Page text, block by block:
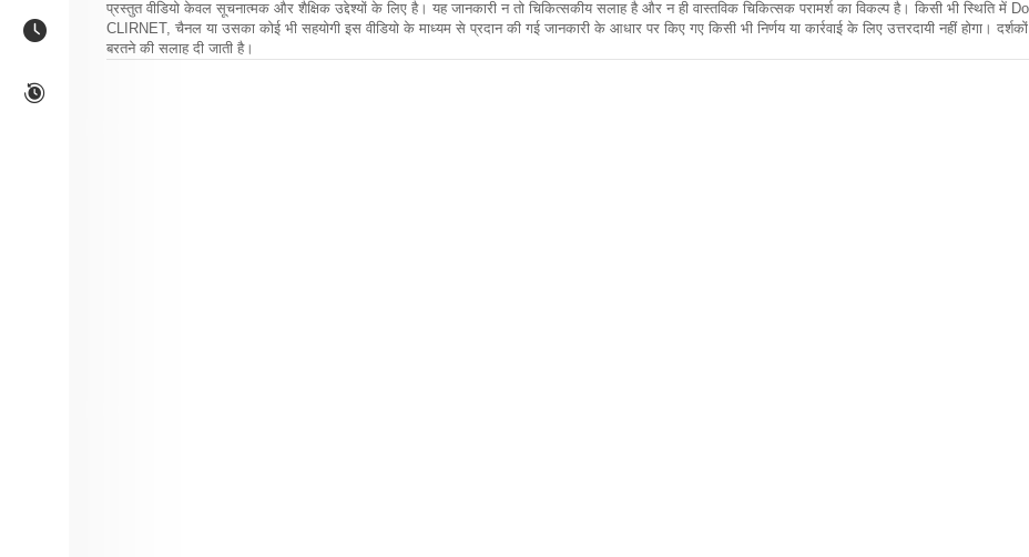
प्रस्तुत वीडियो केवल सूचनात्मक और शैक्षिक उद्देश्यों के लिए है। यह जानकारी न तो चिकित्सकीय सलाह है और न ही वास्तविक चिकित्सक परामर्श का विकल्प है। किसी भी स्थिति में
CLIRNET, चैनल या उसका कोई भी सहयोगी इस वीडियो के माध्यम से प्रदान की गई जानकारी के आधार पर किए गए किसी भी निर्णय या कार्रवाई के लिए उत्तरदायी नहीं होगा। दर्शकों
बरतने की सलाह दी जाती है।